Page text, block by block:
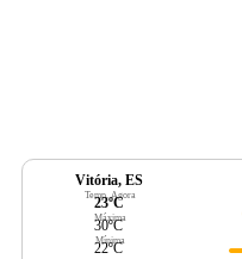
Vitória, ES
Temp. Agora
23ºC
Máxima
30ºC
Mínima
22ºC